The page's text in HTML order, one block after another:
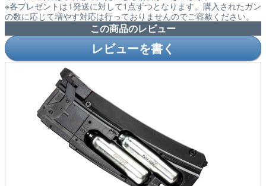
※各プレゼントは1発送に対して1点ずつとなります。購入されたガン
の数に応じて増やす対応は行っておりませんのでご容赦ください。
この商品のレビュー
レビューを書く